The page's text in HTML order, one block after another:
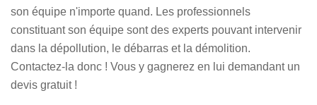
son équipe n'importe quand. Les professionnels
constituant son équipe sont des experts pouvant intervenir
dans la dépollution, le débarras et la démolition.
Contactez-la donc ! Vous y gagnerez en lui demandant un
devis gratuit !